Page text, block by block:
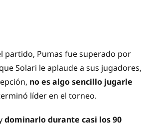
partido, Pumas fue superado por
Solari le aplaude a sus jugadores,
no es algo sencillo jugarle
líder en el torneo.
dominarlo durante casi los 90